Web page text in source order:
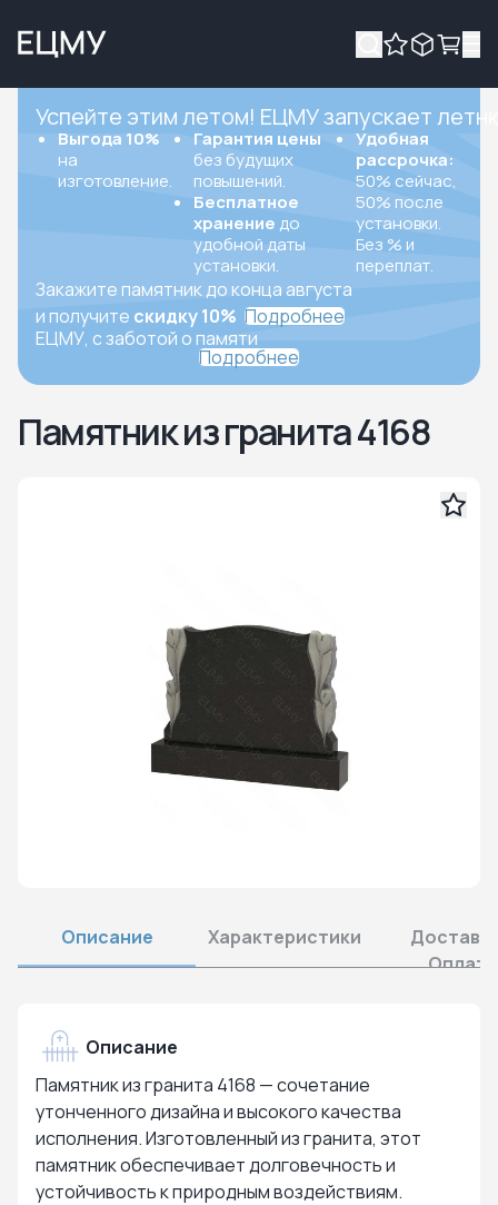
Успейте этим летом! ЕЦМУ запускает
Выгода 10%
на
изготовление.
Гарантия цены
без будущих
повышений.
Бесплатное
хранение до
удобной даты
установки.
Удобная
рассрочка:
50% сейчас,
50% после
установки.
Без % и
переплат.
Закажите памятник до конца августа
и получите скидку 10% Подробнее
ЕЦМУ, с заботой о памяти
Подробнее
Памятник из гранита 4168
Описание Характеристики
Оплата
Описание
Памятник из гранита 4168 — сочетание
утонченного дизайна и высокого качества
исполнения. Изготовленный из гранита, этот
памятник обеспечивает долговечность и
устойчивость к природным воздействиям.